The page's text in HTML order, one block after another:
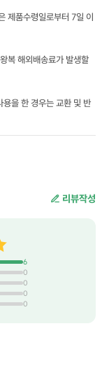
제품수령일로부터 7일 이
복 해외배송료가 발생할
을 한 경우는 교환 및 반
리뷰작성
6
0
0
0
0